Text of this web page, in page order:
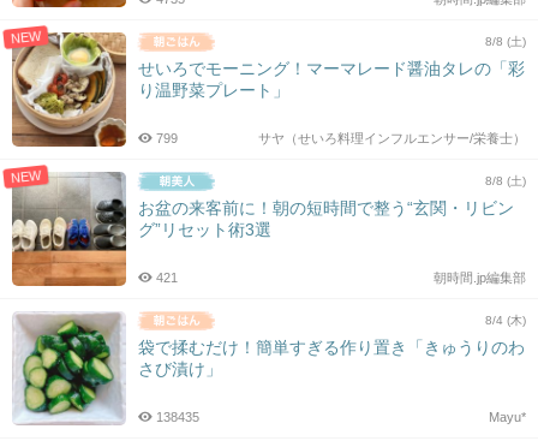
NEW 8/8 (土)
せいろでモーニング！マーマレード醤油タレの「彩
り温野菜プレート」
サヤ（せいろ料理インフルエンサー/栄養士）
799
NEW 8/8 (土)
お盆の来客前に！朝の短時間で整う“玄関・リビン
グ”リセット術3選
朝時間.jp編集部
421
8/4 (木)
袋で揉むだけ！簡単すぎる作り置き「きゅうりのわ
さび漬け」
Mayu*
138435